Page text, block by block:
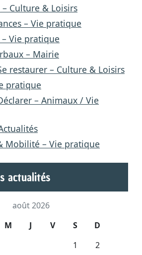
Culture & Loisirs
– Vie pratique
Vie pratique
– Mairie
restaurer – Culture & Loisirs
pratique
– Animaux / Vie
Mobilité – Vie pratique
actualités
août 2026
M J V S
D
1
2